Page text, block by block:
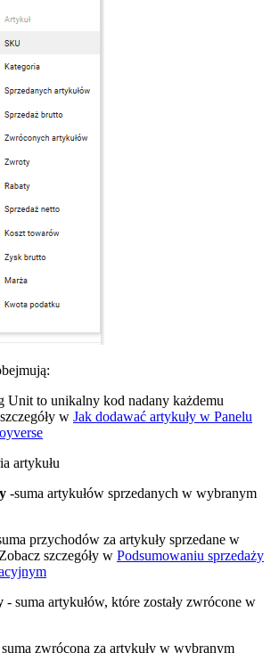
Unit to unikalny kod nadany każdemu
w Jak dodawać artykuły w Panelu
artykułu
-suma artykułów sprzedanych w wybranym
przychodów za artykuły sprzedane w
szczegóły w Podsumowaniu sprzedaży
- suma artykułów, które zostały zwrócone w
zwrócona za artykuły w wybranym